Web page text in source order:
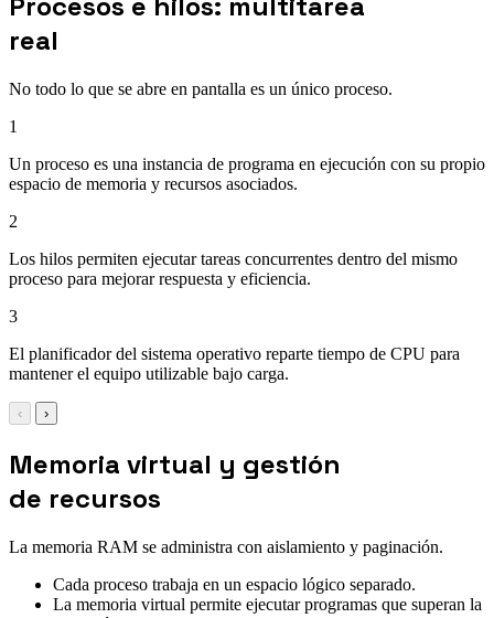
real
No todo lo que se abre en pantalla es un único proceso.
1
Un proceso es una instancia de programa en ejecución con su propio
espacio de memoria y recursos asociados.
2
Los hilos permiten ejecutar tareas concurrentes dentro del mismo
proceso para mejorar respuesta y eficiencia.
3
El planificador del sistema operativo reparte tiempo de CPU para
mantener el equipo utilizable bajo carga.
‹ ›
Memoria virtual y gestión
de recursos
La memoria RAM se administra con aislamiento y paginación.
Cada proceso trabaja en un espacio lógico separado.
La memoria virtual permite ejecutar programas que superan la